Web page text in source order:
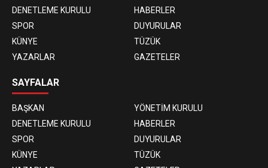
DENETLEME KURULU
HABERLER
SPOR
DUYURULAR
KÜNYE
TÜZÜK
YAZARLAR
GAZETELER
SAYFALAR
BAŞKAN
YÖNETİM KURULU
DENETLEME KURULU
HABERLER
SPOR
DUYURULAR
KÜNYE
TÜZÜK